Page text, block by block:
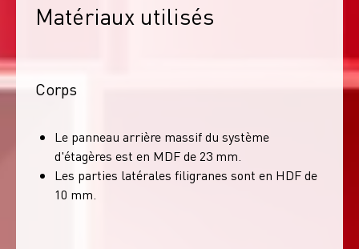
Matériaux utilisés
Corps
Le panneau arrière massif du système
d'étagères est en MDF de 23 mm.
Les parties latérales filigranes sont en HDF de
10 mm.